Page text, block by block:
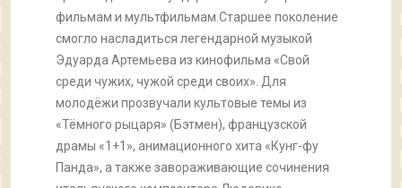
фильмам и мультфильмам.Старшее поколение
смогло насладиться легендарной музыкой
Эдуарда Артемьева из кинофильма «Свой
среди чужих, чужой среди своих». Для
молодёжи прозвучали культовые темы из
«Тёмного рыцаря» (Бэтмен), французской
драмы «1+1», анимационного хита «Кунг-фу
Панда», а также завораживающие сочинения